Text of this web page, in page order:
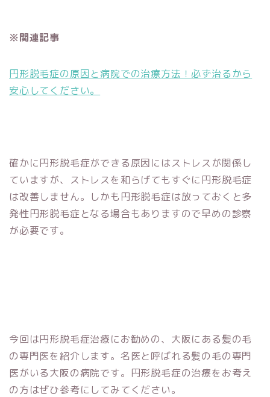
※関連記事
円形脱毛症の原因と病院での治療方法！必ず治るから
安心してください。
確かに円形脱毛症ができる原因にはストレスが関係し
ていますが、ストレスを和らげてもすぐに円形脱毛症
は改善しません。しかも円形脱毛症は放っておくと多
発性円形脱毛症となる場合もありますので早めの診察
が必要です。
今回は円形脱毛症治療にお勧めの、大阪にある髪の毛
の専門医を紹介します。名医と呼ばれる髪の毛の専門
医がいる大阪の病院です。円形脱毛症の治療をお考え
の方はぜひ参考にしてみてください。